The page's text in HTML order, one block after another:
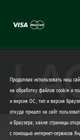
Карта сайта
Продолжая использовать наш
на обработку файлов cookie и
и версия ОС; тип и версия
откуда пришел на сайт
и Браузера; какие страницы
с помощью интернет-сервисов